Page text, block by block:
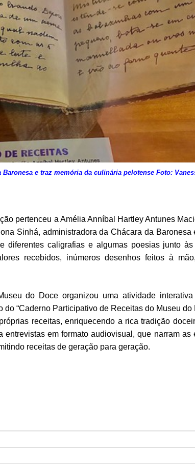
e traz memória da culinária pelotense Foto:
pertenceu a Amélia Anníbal Hartley Antunes
Sinhá, administradora da Chácara da Baronesa
diferentes caligrafias e algumas poesias junto às
recebidos, inúmeros desenhos feitos à
do Doce organizou uma atividade
“Caderno Participativo de Receitas do Museu do
receitas, enriquecendo a rica tradição
em formato audiovisual, que narram as
receitas de geração para geração.